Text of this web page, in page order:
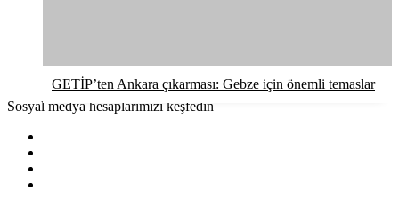
GETİP’ten Ankara çıkarması: Gebze için önemli temaslar
Sosyal medya hesaplarımızı keşfedin